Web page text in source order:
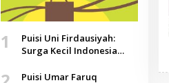
1
Puisi Uni Firdausiyah:
Surga Kecil Indonesia
Doa yang Jauh, Narasi
Puisi Umar Faruq